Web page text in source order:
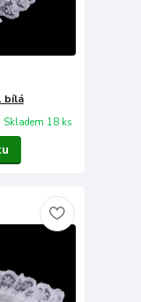
bílá
Skladem 18 ks